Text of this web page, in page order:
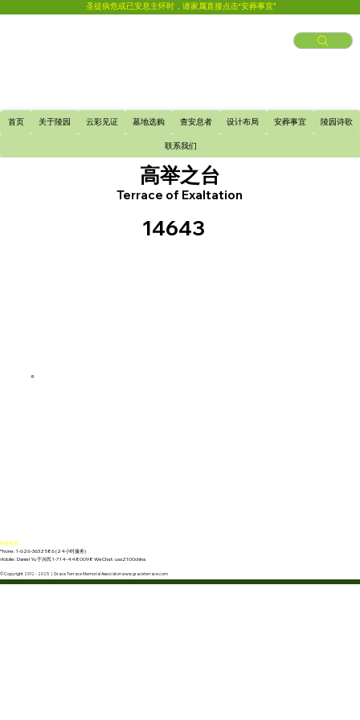
圣徒病危或已安息主怀时，请家属直接点击“安葬事宜”
首页 关于陵园 云彩见证 墓地选购 查安息者 设计布局 安葬事宜 陵园诗歌
联系我们
高举之台
Terrace of Exaltation
14643
联络信息：
Phone: 1-626-3632586 (24小时服务)
Mobile: Daniel Yu 于兴民 1-714-4480098 WeChat: usa2100china
© Copyright 2012 - 2025 | Grace Terrace Memorial Associaton www.graceterrace.com